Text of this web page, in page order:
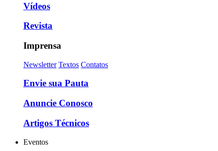
Vídeos
Revista
Imprensa
Newsletter Textos Contatos
Envie sua Pauta
Anuncie Conosco
Artigos Técnicos
Eventos